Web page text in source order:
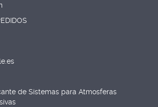
de Sistemas para Atmosferas